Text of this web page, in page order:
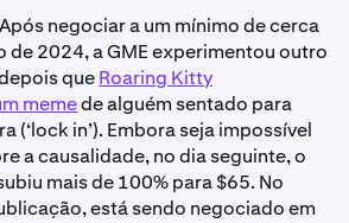
Após negociar a um mínimo de cerca
de 2024, a GME experimentou outro
queRoaring Kitty
memede alguém sentado para
(‘lock in’). Embora seja impossível
a causalidade, no dia seguinte, o
mais de 100% para $65. No
está sendo negociado em